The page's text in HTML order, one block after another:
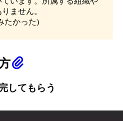
ません。
たかった)
してもらう